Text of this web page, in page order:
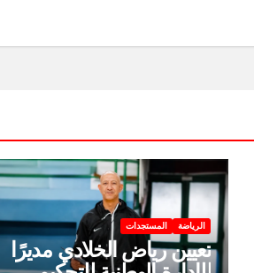
الرياضة المستجدات
تعيين رياض الخلادي مديرًا